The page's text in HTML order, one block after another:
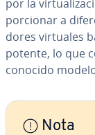
por la
po­r­cio­nar a
do­res virtuales
potente, lo que
conocido
Nota